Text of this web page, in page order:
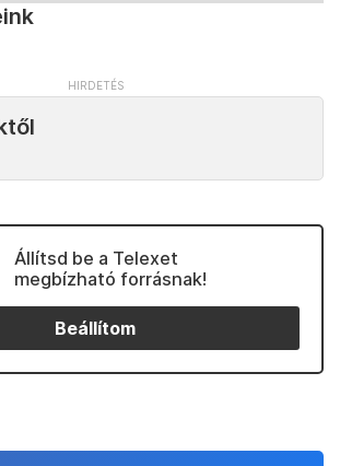
Állítsd be a Telexet
megbízható forrásnak!
Beállítom